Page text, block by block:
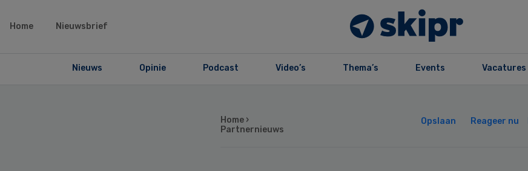
Home Nieuwsbrief
Nieuws Opinie Podcast Video’s Thema’s Events Vacatures
Home ›
Partnernieuws
Opslaan Reageer nu